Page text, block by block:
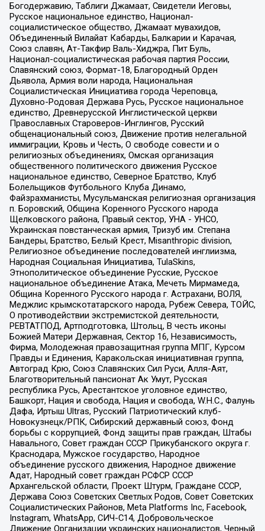
Богодержавию, Таблиги Джамаат, Свидетели Иеговы,
Русское национальное единство, Национал-
социалистическое общество, Джамаат мувахидов,
Объединенный Вилайат Кабарды, Балкарии и Карачая,
Союз славян, Ат-Такфир Валь-Хиджра, Пит Буль,
Национал-социалистическая рабочая партия России,
Славянский союз, Формат-18, Благородный Орден
Дьявола, Армия воли народа, Национальная
Социалистическая Инициатива города Череповца,
Духовно-Родовая Держава Русь, Русское национальное
единство, Древнерусской Инглистической церкви
Православных Староверов-Инглингов, Русский
общенациональный союз, Движение против нелегальной
иммиграции, Кровь и Честь, О свободе совести и о
религиозных объединениях, Омская организация
общественного политического движения Русское
национальное единство, Северное Братство, Клуб
Болельщиков Футбольного Клуба Динамо,
Файзрахманисты, Мусульманская религиозная организация
п. Боровский, Община Коренного Русского народа
Щелковского района, Правый сектор, УНА - УНСО,
Украинская повстанческая армия, Тризуб им. Степана
Бандеры, Братство, Белый Крест, Misanthropic division,
Религиозное объединение последователей инглиизма,
Народная Социальная Инициатива, TulaSkins,
Этнополитическое объединение Русские, Русское
национальное объединение Атака, Мечеть Мирмамеда,
Община Коренного Русского народа г. Астрахани, ВОЛЯ,
Меджлис крымскотатарского народа, Рубеж Севера, ТОЙС,
О противодействии экстремистской деятельности,
РЕВТАТПОД, Артподготовка, Штольц, В честь иконы
Божией Матери Державная, Сектор 16, Независимость,
Фирма, Молодежная правозащитная группа МПГ, Курсом
Правды и Единения, Каракольская инициативная группа,
Автоград Крю, Союз Славянских Сил Руси, Алля-Аят,
Благотворительный пансионат Ак Умут, Русская
республика Русь, Арестантское уголовное единство,
Башкорт, Нация и свобода, Нация и свобода, W.H.С., Фалунь
Дафа, Иртыш Ultras, Русский Патриотический клуб-
Новокузнецк/РПК, Сибирский державный союз, Фонд
борьбы с коррупцией, Фонд защиты прав граждан, Штабы
Навального, Совет граждан СССР Прикубанского округа г.
Краснодара, Мужское государство, Народное
объединение русского движения, Народное движение
Адат, Народный совет граждан РСФСР СССР
Архангельской области, Проект Штурм, Граждане СССР,
Держава Союз Советских Светлых Родов, Совет Советских
Социалистических Районов, Meta Platforms Inc, Facebook,
Instagram, WhatsApp, СИЧ-С14, Добровольческое
Движение Организации украинских националистов, Черный